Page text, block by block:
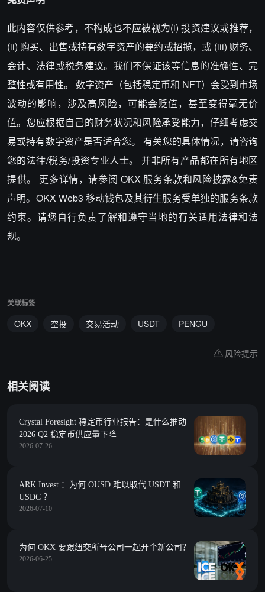
此内容仅供参考，不构成也不应被视为(i) 投资建议或推荐，
(ii) 购买、出售或持有数字资产的要约或招揽，或 (iii) 财务、
会计、法律或税务建议。我们不保证该等信息的准确性、完
整性或有用性。 数字资产（包括稳定币和 NFT）会受到市场
波动的影响，涉及高风险，可能会贬值，甚至变得毫无价
值。您应根据自己的财务状况和风险承受能力，仔细考虑交
易或持有数字资产是否适合您。 有关您的具体情况，请咨询
您的法律/税务/投资专业人士。 并非所有产品都在所有地区
提供。 更多详情，请参阅 OKX 服务条款和风险披露&免责
声明。OKX Web3 移动钱包及其衍生服务受单独的服务条款
约束。请您自行负责了解和遵守当地的有关适用法律和法
规。
关联标签
OKX 空投 交易活动 USDT PENGU
风险提示
相关阅读
Crystal Foresight 稳定币行业报告：是什么推动
2026 Q2 稳定币供应量下降
2026-07-26
ARK Invest ：为何 OUSD 难以取代 USDT 和
USDC ？
2026-07-10
为何 OKX 要跟纽交所母公司一起开个新公司？
2026-06-25